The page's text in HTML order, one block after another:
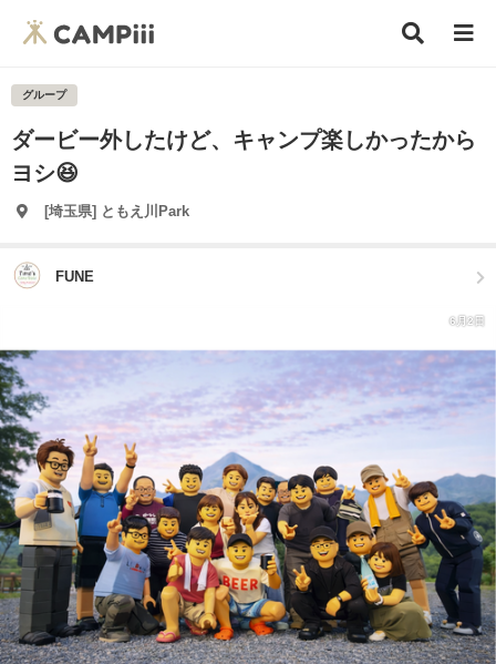
グループ
ダービー外したけど、キャンプ楽しかったから
ヨシ😆
[埼玉県] ともえ川Park
FUNE
6月2日